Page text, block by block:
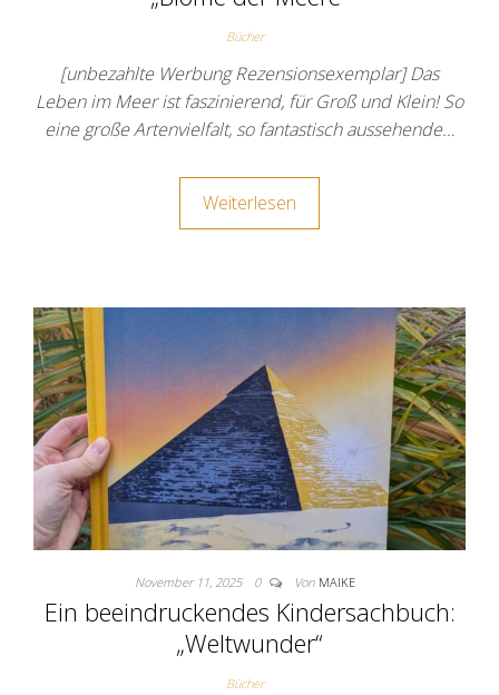
Bücher
[unbezahlte Werbung Rezensionsexemplar] Das
Leben im Meer ist faszinierend, für Groß und Klein! So
eine große Artenvielfalt, so fantastisch aussehende…
Weiterlesen
November 11, 2025 0 Von MAIKE
Ein beeindruckendes Kindersachbuch:
„Weltwunder“
Bücher